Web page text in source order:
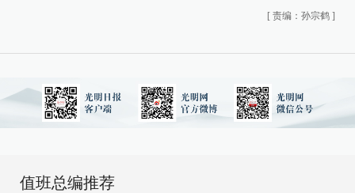
[ 责编：孙宗鹤 ]
值班总编推荐